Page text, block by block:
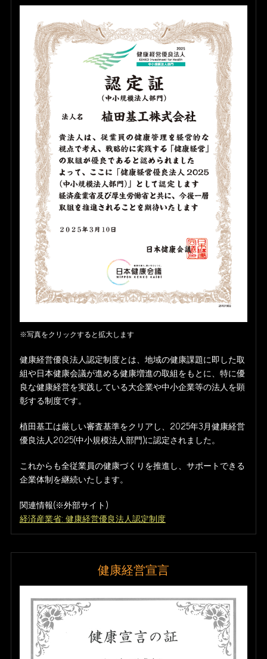
※写真をクリックすると拡大します
健康経営優良法人認定制度とは、地域の健康課題に即した取
組や日本健康会議が進める健康増進の取組をもとに、特に優
良な健康経営を実践している大企業や中小企業等の法人を顕
彰する制度です。
植田基工は厳しい審査基準をクリアし、2025年3月健康経営
優良法人2025(中小規模法人部門)に認定されました。
これからも全従業員の健康づくりを推進し、サポートできる
企業体制を継続いたします。
関連情報(※外部サイト)
経済産業省: 健康経営優良法人認定制度
健康経営宣言